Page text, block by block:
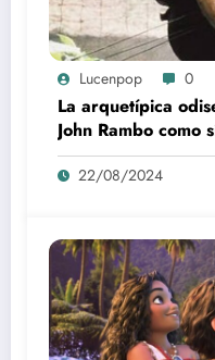
Lucenpop 0
La arquetípica
John Rambo como
alienación en la
22/08/2024